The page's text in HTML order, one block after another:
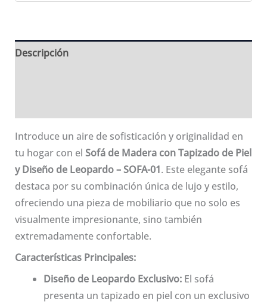
01
cantidad
Descripción
Introduce un aire de sofisticación y originalidad en
tu hogar con el Sofá de Madera con Tapizado de Piel
y Diseño de Leopardo – SOFA-01. Este elegante sofá
destaca por su combinación única de lujo y estilo,
ofreciendo una pieza de mobiliario que no solo es
visualmente impresionante, sino también
extremadamente confortable.
Características Principales:
Diseño de Leopardo Exclusivo:El sofá
presenta un tapizado en piel con un exclusivo